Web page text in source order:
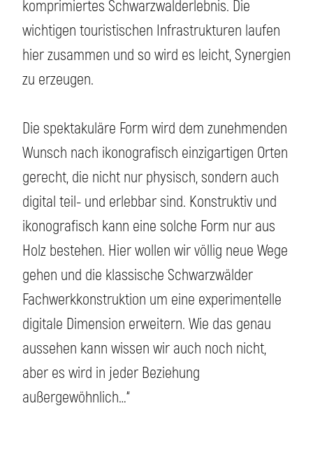
komprimiertes Schwarzwalderlebnis. Die
wichtigen touristischen Infrastrukturen laufen
hier zusammen und so wird es leicht, Synergien
zu erzeugen.
Die spektakuläre Form wird dem zunehmenden
Wunsch nach ikonografisch einzigartigen Orten
gerecht, die nicht nur physisch, sondern auch
digital teil- und erlebbar sind. Konstruktiv und
ikonografisch kann eine solche Form nur aus
Holz bestehen. Hier wollen wir völlig neue Wege
gehen und die klassische Schwarzwälder
Fachwerkkonstruktion um eine experimentelle
digitale Dimension erweitern. Wie das genau
aussehen kann wissen wir auch noch nicht,
aber es wird in jeder Beziehung
außergewöhnlich…“